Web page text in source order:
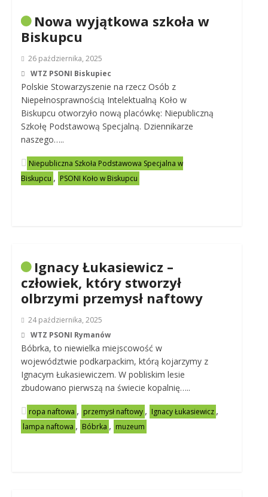
Nowa wyjątkowa szkoła w
Biskupcu
26 października, 2025
WTZ PSONI Biskupiec
Polskie Stowarzyszenie na rzecz Osób z
Niepełnosprawnością Intelektualną Koło w
Biskupcu otworzyło nową placówkę: Niepubliczną
Szkołę Podstawową Specjalną. Dziennikarze
naszego…..
Niepubliczna Szkoła Podstawowa Specjalna w
Biskupcu , PSONI Koło w Biskupcu
Ignacy Łukasiewicz –
człowiek, który stworzył
olbrzymi przemysł naftowy
24 października, 2025
WTZ PSONI Rymanów
Bóbrka, to niewielka miejscowość w
województwie podkarpackim, którą kojarzymy z
Ignacym Łukasiewiczem. W pobliskim lesie
zbudowano pierwszą na świecie kopalnię…..
ropa naftowa , przemysł naftowy , Ignacy Łukasiewicz ,
lampa naftowa , Bóbrka , muzeum